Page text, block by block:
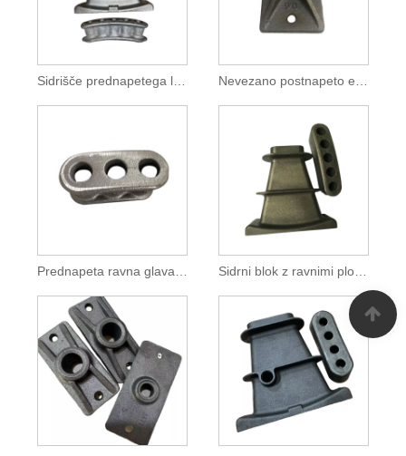
Sidrišče prednapetega loka po napetosti Nevezano postnapeto enostransko sidrišče